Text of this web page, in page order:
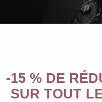
-15 % DE
SUR TOUT